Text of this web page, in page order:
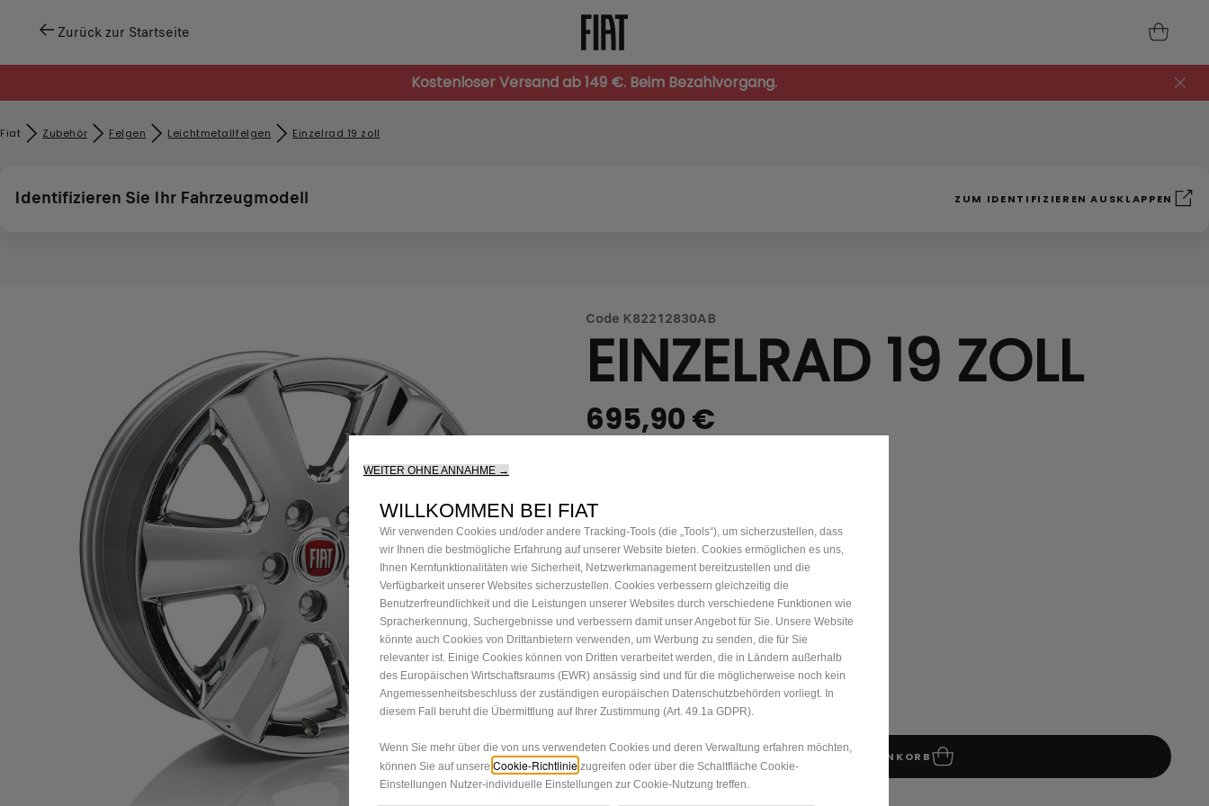
Zurück zur Startseite
Kostenloser Versand ab 149 €. Beim Bezahlvorgang.
Fiat Zubehör​ Felgen Leichtmetallfelgen Einzelrad 19 zoll
Identifizieren Sie Ihr Fahrzeugmodell ZUM IDENTIFIZIEREN AUSKLAPPEN
Code K82212830AB
EINZELRAD 19 ZOLL
695,90 €
c
e
i
s
6
9
5
,
9
0
Q
u
a
n
t
i
t
y
u
p
a
t
e
IN DEN WARENKORB
WEITER OHNE ANNAHME →
WILLKOMMEN BEI FIAT
Wir verwenden Cookies und/oder andere Tracking-Tools (die „Tools“), um sicherzustellen, dass
wir Ihnen die bestmögliche Erfahrung auf unserer Website bieten. Cookies ermöglichen es uns,
Ihnen Kernfunktionalitäten wie Sicherheit, Netzwerkmanagement bereitzustellen und die
Verfügbarkeit unserer Websites sicherzustellen. Cookies verbessern gleichzeitig die
Benutzerfreundlichkeit und die Leistungen unserer Websites durch verschiedene Funktionen wie
Spracherkennung, Suchergebnisse und verbessern damit unser Angebot für Sie. Unsere Website
könnte auch Cookies von Drittanbietern verwenden, um Werbung zu senden, die für Sie
relevanter ist. Einige Cookies können von Dritten verarbeitet werden, die in Ländern außerhalb
des Europäischen Wirtschaftsraums (EWR) ansässig sind und für die möglicherweise noch kein
Angemessenheitsbeschluss der zuständigen europäischen Datenschutzbehörden vorliegt. In
diesem Fall beruht die Übermittlung auf Ihrer Zustimmung (Art. 49.1a GDPR).
Wenn Sie mehr über die von uns verwendeten Cookies und deren Verwaltung erfahren möchten,
können Sie auf unsere Cookie-Richtlinie zugreifen oder über die Schaltfläche Cookie-
Einstellungen Nutzer-individuelle Einstellungen zur Cookie-Nutzung treffen.